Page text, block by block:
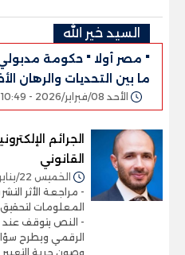
السيد خير الله
" مصر أولا " حكومة
ما بين التحديات والرهان
الأحد 08/فبراير/2026 - 10:49 م
الجرائم
القانوني
الخميس 22/يناير/2026 - 04:01 م
- مراجعة الأثر
المعلومات لتحقيق
- النص يتوقف عند
الرقمي ويطرح
وصون حرية التعبير